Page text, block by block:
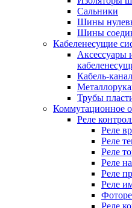
Сальники
Шины
Шины
Кабеленесущие
Аксессуары
Кабель-
Трубы
Коммутационное
Реле
Реле
Реле
Реле
Реле
Реле
Реле
Реле